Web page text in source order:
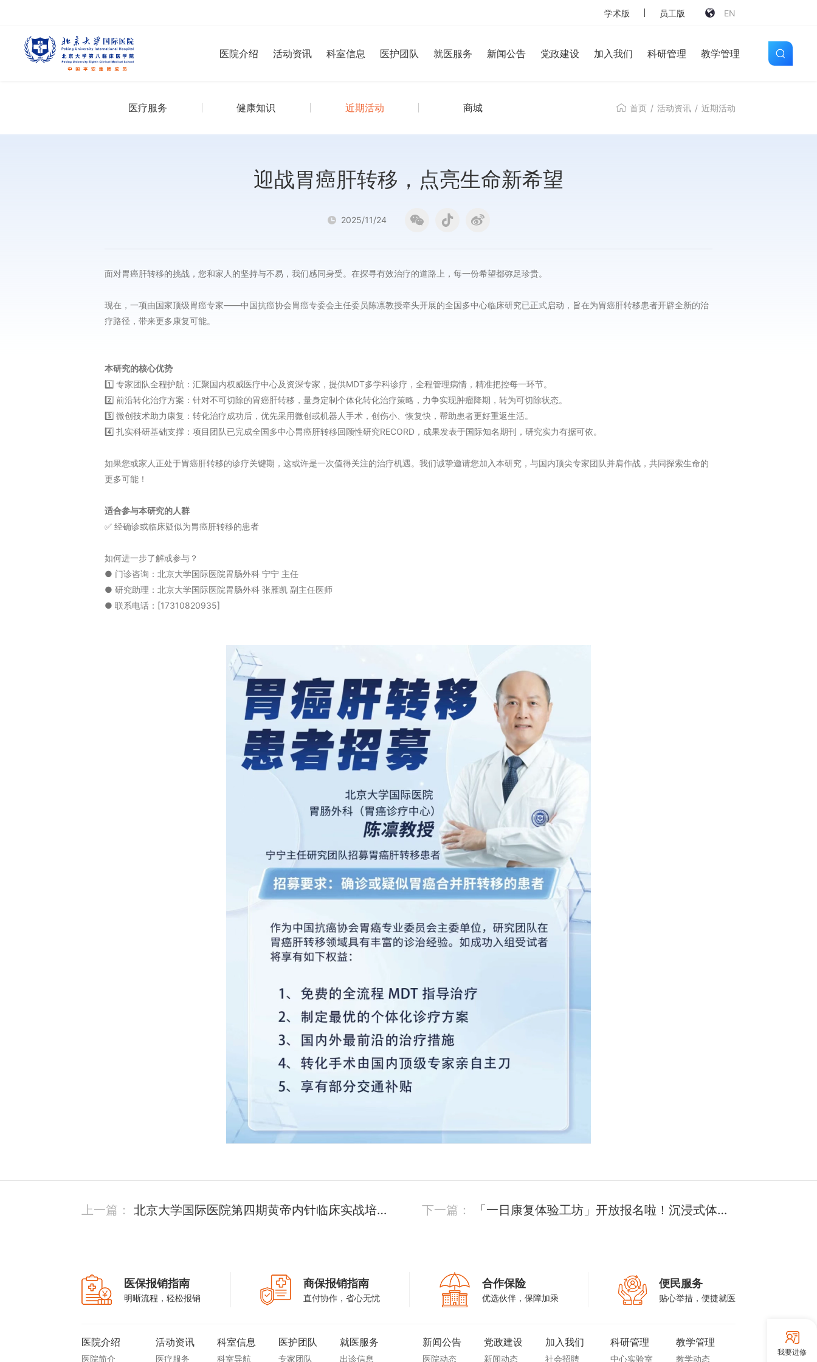
学术版 员工版 EN
医院介绍 活动资讯 科室信息 医护团队 就医服务 新闻公告 党政建设 加入我们 科研管理 教学管理
医疗服务 健康知识 近期活动 商城 首页 / 活动资讯 / 近期活动
迎战胃癌肝转移，点亮生命新希望
2025/11/24
面对胃癌肝转移的挑战，您和家人的坚持与不易，我们感同身受。在探寻有效治疗的道路上，每一份希望都弥足珍贵。
现在，一项由国家顶级胃癌专家——中国抗癌协会胃癌专委会主任委员陈凛教授牵头开展的全国多中心临床研究已正式启动，旨在为胃癌肝转移患者开辟全新的治
疗路径，带来更多康复可能。
本研究的核心优势
1️⃣ 专家团队全程护航：汇聚国内权威医疗中心及资深专家，提供MDT多学科诊疗，全程管理病情，精准把控每一环节。
2️⃣ 前沿转化治疗方案：针对不可切除的胃癌肝转移，量身定制个体化转化治疗策略，力争实现肿瘤降期，转为可切除状态。
3️⃣ 微创技术助力康复：转化治疗成功后，优先采用微创或机器人手术，创伤小、恢复快，帮助患者更好重返生活。
4️⃣ 扎实科研基础支撑：项目团队已完成全国多中心胃癌肝转移回顾性研究RECORD，成果发表于国际知名期刊，研究实力有据可依。
如果您或家人正处于胃癌肝转移的诊疗关键期，这或许是一次值得关注的治疗机遇。我们诚挚邀请您加入本研究，与国内顶尖专家团队并肩作战，共同探索生命的
更多可能！
适合参与本研究的人群
✅️ 经确诊或临床疑似为胃癌肝转移的患者
如何进一步了解或参与？
● 门诊咨询：北京大学国际医院胃肠外科 宁宁 主任
● 研究助理：北京大学国际医院胃肠外科 张雁凯 副主任医师
● 联系电话：[17310820935]
上一篇：
北京大学国际医院第四期黄帝内针临床实战培训
下一篇：
「一日康复体验工坊」开放报名啦！沉浸式体
医保报销指南
明晰流程，轻松报销
商保报销指南
直付协作，省心无忧
合作保险
优选伙伴，保障加乘
便民服务
贴心举措，便捷就医
医院介绍
医院简介
活动资讯
医疗服务
科室信息
科室导航
医护团队
专家团队
就医服务
出诊信息
新闻公告
医院动态
党政建设
新闻动态
加入我们
社会招聘
科研管理
中心实验室
教学管理
教学动态
我要进修